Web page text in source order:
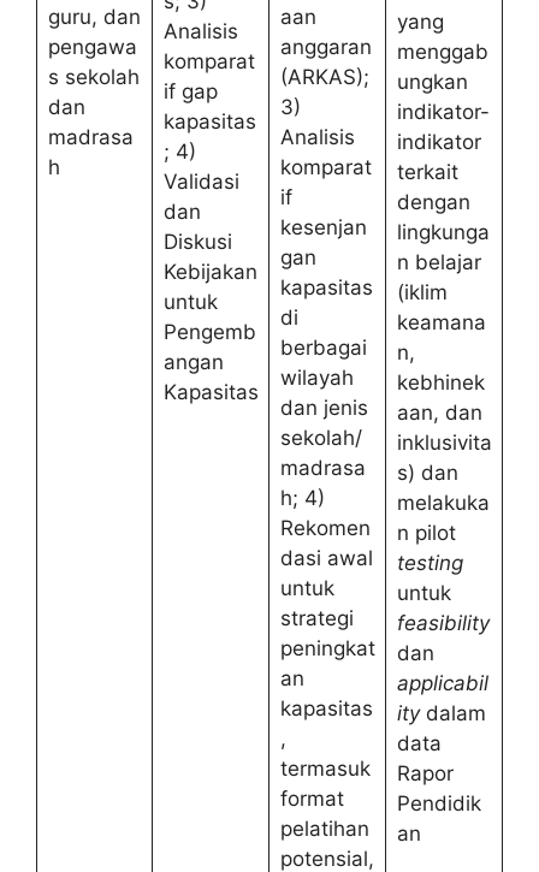
yang
menggab
ungkan
indikator-
indikator
terkait
dengan
lingkunga
n belajar
(iklim
keamana
n,
kebhinek
aan, dan
inklusivita
s) dan
melakuka
n pilot
testing
untuk
feasibility
dan
applicabil
ity dalam
data
Rapor
Pendidik
an
guru, dan
pengawa
s sekolah
dan
madrasa
h
Analisis
komparat
if gap
kapasitas
; 4)
Validasi
dan
Diskusi
Kebijakan
untuk
Pengemb
angan
Kapasitas
aan
anggaran
(ARKAS);
3)
Analisis
komparat
if
kesenjan
gan
kapasitas
di
berbagai
wilayah
dan jenis
sekolah/
madrasa
h; 4)
Rekomen
dasi awal
untuk
strategi
peningkat
an
kapasitas
,
termasuk
format
pelatihan
potensial,